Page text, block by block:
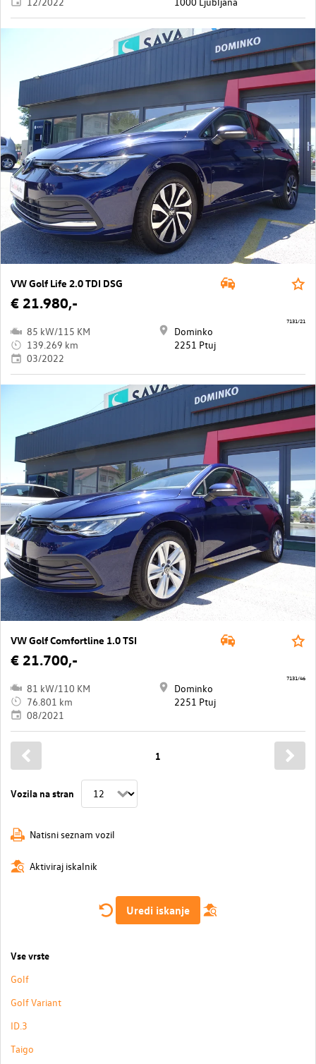
VW Golf Life 2.0 TDI DSG
€ 21.980,-
85 kW/115 KM
139.269 km
03/2022
Dominko
2251 Ptuj
7131/21
VW Golf Comfortline 1.0 TSI
€ 21.700,-
81 kW/110 KM
76.801 km
08/2021
Dominko
2251 Ptuj
7131/46
Vozila na stran
1
Natisni seznam vozil
Aktiviraj iskalnik
Uredi iskanje
Vse vrste
Golf
Golf Variant
ID.3
Taigo